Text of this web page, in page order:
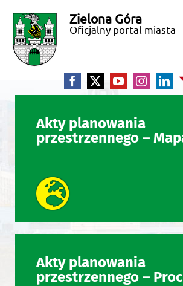
zawartości
Miasto
Zielona
Góra
Zielona Góra
Oficjalny portal miasta
Facebook
X YouTube
Akty planowania
przestrzennego –
Akty planowania
przestrzennego –